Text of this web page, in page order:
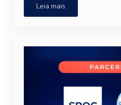
Leia mais